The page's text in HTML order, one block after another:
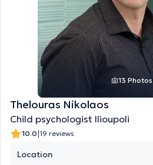
13 Photos
Thelouras Nikolaos
Child psychologist Ilioupoli
10.0|19 reviews
Location